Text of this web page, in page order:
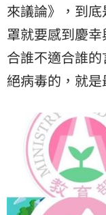
來議論》，到
罩就要感到慶
合誰不適合誰
絕病毒的，就是